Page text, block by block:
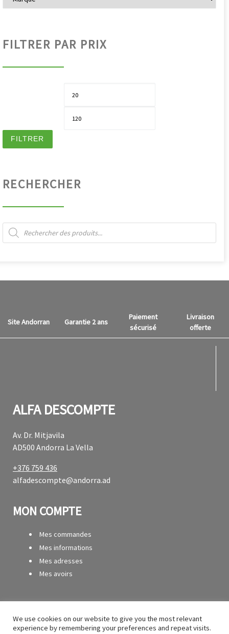
FILTRER PAR PRIX
FILTRER
RECHERCHER
Recherche de produits
Site Andorran Garantie 2 ans
Paiement
sécurisé
Livraison
offerte
ALFA DESCOMPTE
Av. Dr. Mitjavila
AD500 Andorra La Vella
+376 759 436
alfadescompte@andorra.ad
MON COMPTE
Mes commandes
Mes informations
Mes adresses
Mes avoirs
We use cookies on our website to give you the most relevant
experience by remembering your preferences and repeat visits.